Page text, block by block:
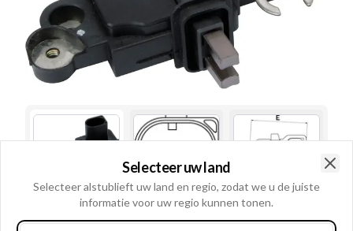
Gebruiksnummer236820
Selecteer uw land
Selecteer alstublieft uw land en regio, zodat we u de juiste
informatie voor uw regio kunnen tonen.